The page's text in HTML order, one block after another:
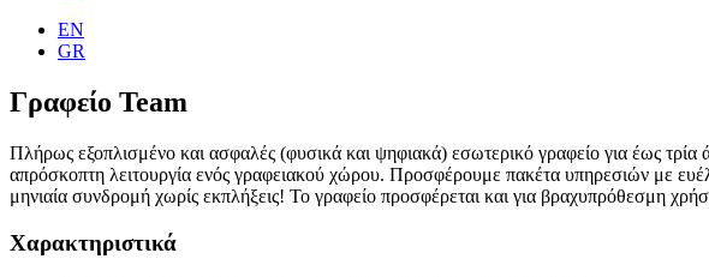
EN
GR
Γραφείο Team
Πλήρως εξοπλισμένο και ασφαλές (φυσικά και ψηφιακά) εσωτερικό γραφείο για έως
απρόσκοπτη λειτουργία ενός γραφειακού χώρου. Προσφέρουμε πακέτα υπηρεσιών με
μηνιαία συνδρομή χωρίς εκπλήξεις! Το γραφείο προσφέρεται και για βραχυπρόθεσμη
Χαρακτηριστικά